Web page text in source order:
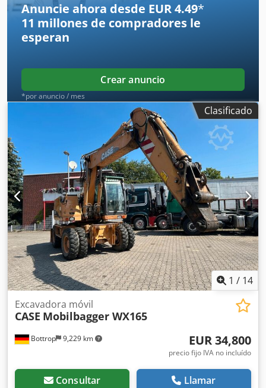
Anuncie ahora desde EUR 4.49*
11 millones de compradores le
esperan
Crear anuncio
*por anuncio / mes
Clasificado
1 / 14
Bottrop 9,229 km
Excavadora móvil
CASE Mobilbagger WX165
EUR 34,800
precio fijo IVA no incluído
Consultar Llamar